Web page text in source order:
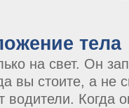
тела
на свет. Он
вы стоите, а не
Когда